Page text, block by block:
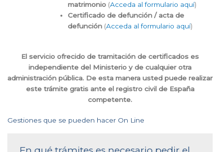
matrimonio (Acceda al formulario aquí)
Certificado de defunción / acta de
defunción (Acceda al formulario aquí)
El servicio ofrecido de tramitación de certificados es
independiente del Ministerio y de cualquier otra
administración pública. De esta manera usted puede realizar
este trámite gratis ante el registro civil de España
competente.
Gestiones que se pueden hacer On Line